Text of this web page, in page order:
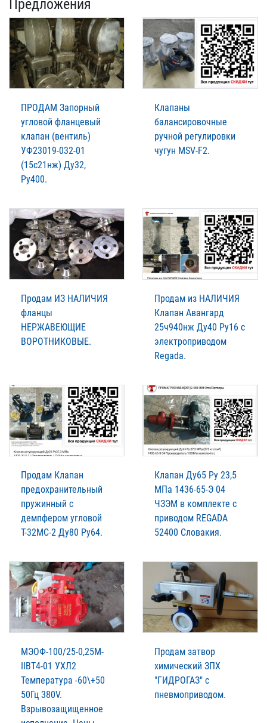
Предложения
ПРОДАМ Запорный
угловой фланцевый
клапан (вентиль)
УФ23019-032-01
(15с21нж) Ду32,
Ру400.
Клапаны
балансировочные
ручной регулировки
чугун MSV-F2.
Продам ИЗ НАЛИЧИЯ
фланцы
НЕРЖАВЕЮЩИЕ
ВОРОТНИКОВЫЕ.
Продам из НАЛИЧИЯ
Клапан Авангард
25ч940нж Ду40 Ру16 с
электроприводом
Regada.
Продам Клапан
предохранительный
пружинный с
демпфером угловой
Т-32МС-2 Ду80 Ру64.
Клапан Ду65 Ру 23,5
МПа 1436-65-Э 04
ЧЗЭМ в комплекте с
приводом REGADA
52400 Словакия.
МЭОФ-100/25-0,25М-
IIВТ4-01 УХЛ2
Температура -60\+50
50Гц 380V.
Взрывозащищенное
Продам затвор
химический ЗПХ
"ГИДРОГАЗ" с
пневмоприводом.